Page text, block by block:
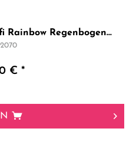
Rainbow Regenbogen...
2070
€ *